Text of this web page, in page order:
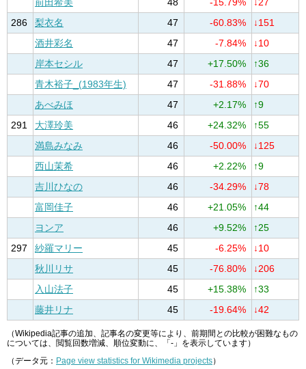
前田希美 48 -15.79%
↓27
286
梨衣名 47 -60.83%
↓151
酒井彩名
47 -7.84%
↓10
岸本セシル
47 +17.50%
↑36
青木裕子_(1983年生)
47 -31.88%
↓70
あべみほ
47 +2.17%
↑9
291
大澤玲美 46 +24.32%
↑55
満島みなみ
46 -50.00%
↓125
西山茉希
46 +2.22%
↑9
吉川ひなの
46 -34.29%
↓78
富岡佳子
46 +21.05%
↑44
ヨンア
46 +9.52%
↑25
297
紗羅マリー 45 -6.25%
↓10
秋川リサ
45 -76.80%
↓206
入山法子
45 +15.38%
↑33
藤井リナ
45 -19.64% ↓42
（Wikipedia記事の追加、記事名の変更等により、前期間との比較が困難なもの
については、閲覧回数増減、順位変動に、「-」を表示しています）
（データ元： Page view statistics for Wikimedia projects）